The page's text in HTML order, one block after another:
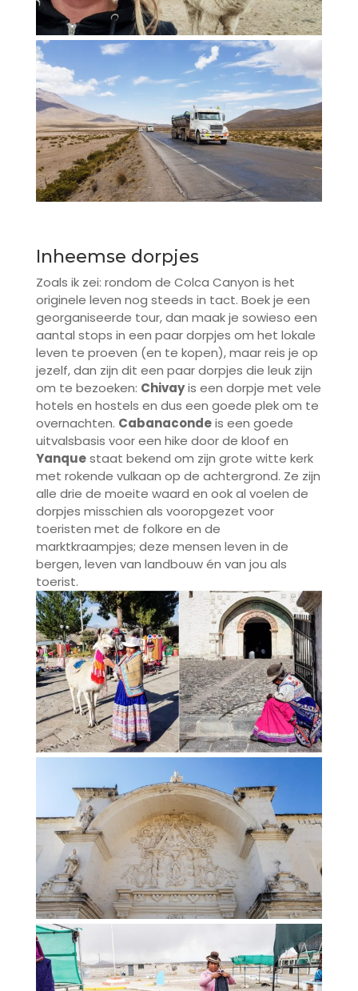
Inheemse dorpjes
Zoals ik zei: rondom de Colca Canyon is het
originele leven nog steeds in tact. Boek je een
georganiseerde tour, dan maak je sowieso een
aantal stops in een paar dorpjes om het lokale
leven te proeven (en te kopen), maar reis je op
jezelf, dan zijn dit een paar dorpjes die leuk zijn
om te bezoeken: Chivayis een dorpje met vele
hotels en hostels en dus een goede plek om te
overnachten. Cabanacondeis een goede
uitvalsbasis voor een hike door de kloof en
Yanquestaat bekend om zijn grote witte kerk
met rokende vulkaan op de achtergrond. Ze zijn
alle drie de moeite waard en ook al voelen de
dorpjes misschien als vooropgezet voor
toeristen met de folkore en de
marktkraampjes; deze mensen leven in de
bergen, leven van landbouw én van jou als
toerist.